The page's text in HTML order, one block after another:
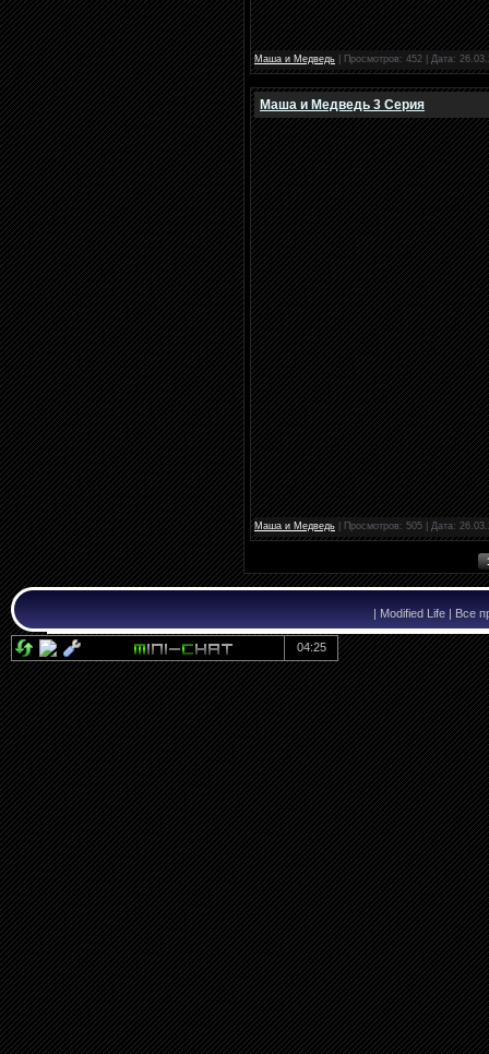
Маша и Медведь | Просмотров: 452 | Дата:
Маша и Медведь 3 Серия
Маша и Медведь | Просмотров: 505 | Дата:
| Modified Life | Все
04:25